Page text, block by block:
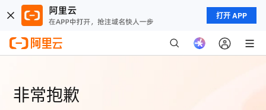
打开 APP
非常抱歉